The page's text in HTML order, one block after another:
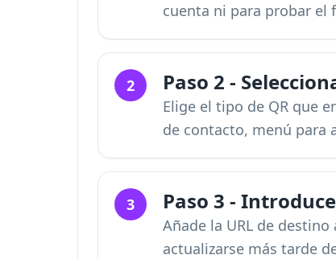
cuenta ni para probar el
2 Paso 2 -
Elige el tipo de QR que
de contacto, menú para
3 Paso 3 -
Añade la URL de
actualizarse más tarde